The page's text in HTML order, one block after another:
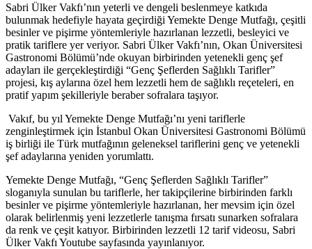
Sabri Ülker Vakfı’nın yeterli ve dengeli beslenmeye katkıda
bulunmak hedefiyle hayata geçirdiği Yemekte Denge Mutfağı, çeşitli
besinler ve pişirme yöntemleriyle hazırlanan lezzetli, besleyici ve
pratik tariflere yer veriyor. Sabri Ülker Vakfı’nın, Okan Üniversitesi
Gastronomi Bölümü’nde okuyan birbirinden yetenekli genç şef
adayları ile gerçekleştirdiği “Genç Şeflerden Sağlıklı Tarifler”
projesi, kış aylarına özel hem lezzetli hem de sağlıklı reçeteleri, en
pratif yapım şekilleriyle beraber sofralara taşıyor.
Vakıf, bu yıl Yemekte Denge Mutfağı’nı yeni tariflerle
zenginleştirmek için İstanbul Okan Üniversitesi Gastronomi Bölümü
iş birliği ile Türk mutfağının geleneksel tariflerini genç ve yetenekli
şef adaylarına yeniden yorumlattı.
Yemekte Denge Mutfağı, “Genç Şeflerden Sağlıklı Tarifler”
sloganıyla sunulan bu tariflerle, her takipçilerine birbirinden farklı
besinler ve pişirme yöntemleriyle hazırlanan, her mevsim için özel
olarak belirlenmiş yeni lezzetlerle tanışma fırsatı sunarken sofralara
da renk ve çeşit katıyor. Birbirinden lezzetli 12 tarif videosu, Sabri
Ülker Vakfı Youtube sayfasında yayınlanıyor.